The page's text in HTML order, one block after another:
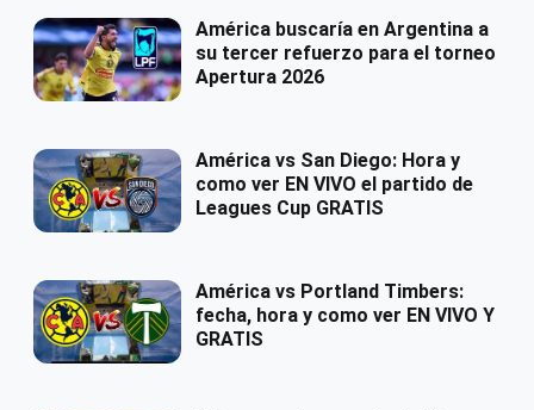
América buscaría en Argentina a
su tercer refuerzo para el torneo
Apertura 2026
América vs San Diego: Hora y
como ver EN VIVO el partido de
Leagues Cup GRATIS
América vs Portland Timbers:
fecha, hora y como ver EN VIVO Y
GRATIS